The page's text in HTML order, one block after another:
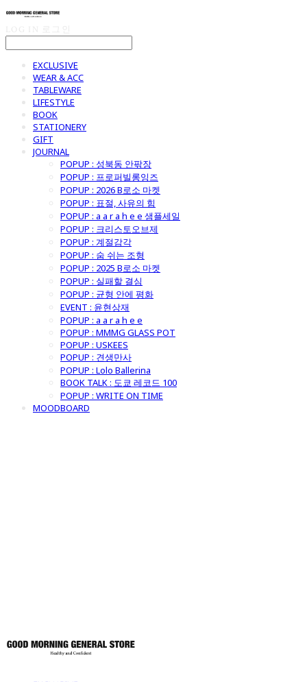
EXCLUSIVE
WEAR & ACC
TABLEWARE
LIFESTYLE
BOOK
STATIONERY
GIFT
JOURNAL
POPUP : 성북동 안팎장
POPUP : 프로퍼빌롱잉즈
POPUP : 2026 B로소 마켓
POPUP : 표절, 사유의 힘
POPUP : a a r a h e e 샘플세일
POPUP : 크리스토오브제
POPUP : 계절감각
POPUP : 숨 쉬는 조형
POPUP : 2025 B로소 마켓
POPUP : 실패할 결심
POPUP : 균형 안에 평화
EVENT : 윤현상재
POPUP : a a r a h e e
POPUP : MMMG GLASS POT
POPUP : USKEES
POPUP : 견생만사
POPUP : Lolo Ballerina
BOOK TALK : 도쿄 레코드 100
POPUP : WRITE ON TIME
MOODBOARD